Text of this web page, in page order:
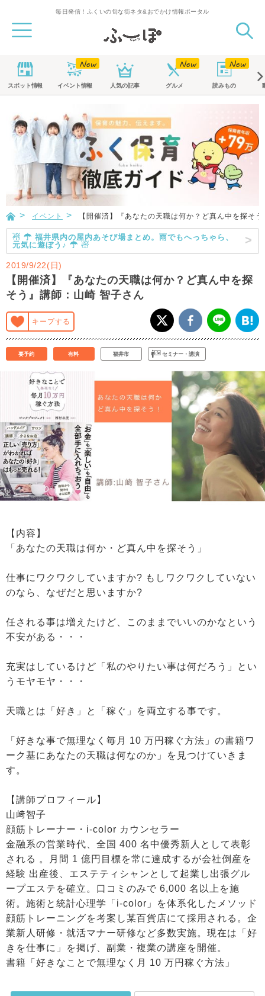
毎日発信！ふくいの旬な街ネタ&おでかけ情報ポータル
スポット情報 イベント情報 人気の記事 グルメ 読みもの
イベント 【開催済】『あなたの天職は何か？ど真ん中を探そ
☃ ☂ 福井県内の屋内あそび場まとめ。雨でもへっちゃら、
元気に遊ぼう♪ ☂ ☃
2019/9/22(日)
【開催済】『あなたの天職は何か？ど真ん中を探
そう』講師：山崎 智子さん
キープする
要予約 有料 福井市 セミナー・講演
【内容】
「あなたの天職は何か・ど真ん中を探そう」
仕事にワクワクしていますか? もしワクワクしていない
のなら、なぜだと思いますか?
任される事は増えたけど、このままでいいのかなという
不安がある・・・
充実はしているけど「私のやりたい事は何だろう」とい
うモヤモヤ・・・
天職とは「好き」と「稼ぐ」を両立する事です。
「好きな事で無理なく毎月 10 万円稼ぐ方法」の書籍ワ
ーク基にあなたの天職は何なのか」を見つけていきま
す。
【講師プロフィール】
山﨑智子
顔筋トレーナー・i-color カウンセラー
金融系の営業時代、全国 400 名中優秀新人として表彰
される 。月間 1 億円目標を常に達成するが会社倒産を
経験 出産後、エステティシャンとして起業し出張グル
ープエステを確立。口コミのみで 6,000 名以上を施
術。施術と統計心理学「i-color」を体系化したメソッド
顔筋トレーニングを考案し某百貨店にて採用される。企
業新人研修・就活マナー研修など多数実施。現在は「好
きを仕事に」を掲げ、副業・複業の講座を開催。
書籍「好きなことで無理なく月 10 万円稼ぐ方法」